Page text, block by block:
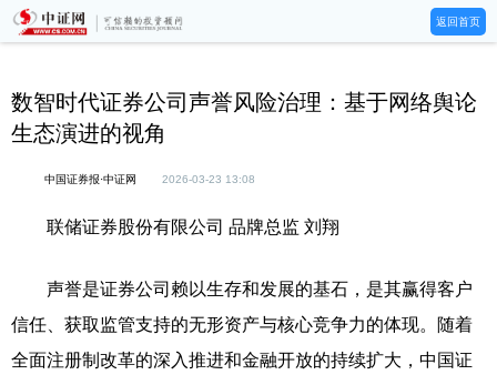
返回首页
数智时代证券公司声誉风险治理：基于网络舆论
生态演进的视角
中国证券报·中证网 2026-03-23 13:08
联储证券股份有限公司 品牌总监 刘翔
声誉是证券公司赖以生存和发展的基石，是其赢得客户
信任、获取监管支持的无形资产与核心竞争力的体现。随着
全面注册制改革的深入推进和金融开放的持续扩大，中国证